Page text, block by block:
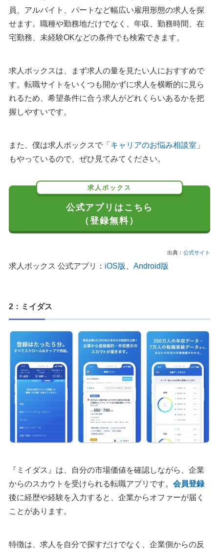
員、アルバイト、パートなど幅広い雇用形態の求人を探
せます。職種や勤務地だけでなく、年収、勤務時間、在
宅勤務、未経験OKなどの条件でも検索できます。
求人ボックスは、まず求人の量を見たい人におすすめで
す。転職サイトをいくつも開かずに求人を横断的に見ら
れるため、希望条件に合う求人がどれくらいあるかを把
握しやすいです。
また、僕は求人ボックスで「 キャリアのお悩み相談室 」
もやっているので、ぜひ見てみてください。
求人ボックス
公式アプリはこちら
（登録無料）
出典： 公式サイト
求人ボックス 公式アプリ： iOS版 Android版
2：ミイダス
『ミイダス』は、自分の市場価値を確認しながら、企業
からのスカウトを受けられる転職アプリです。 会員登録
後に経歴や経験を入力すると、企業からオファーが届く
ことがあります。
特徴は、求人を自分で探すだけでなく、企業側からの反